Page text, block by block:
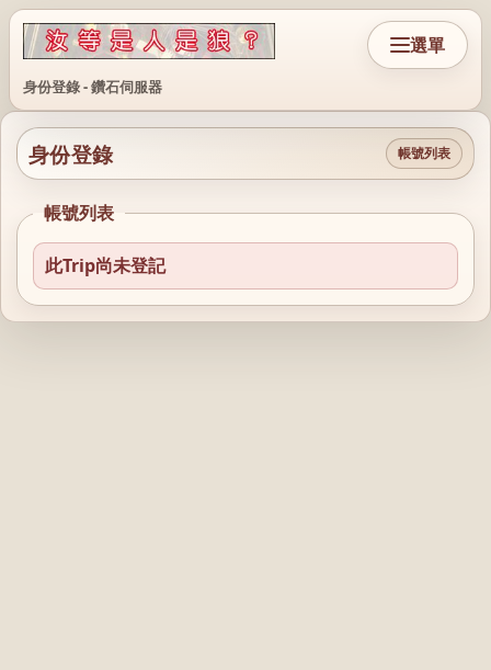
身份登錄 - 鑽石伺服器
選單
身份登錄 帳號列表
帳號列表
此Trip尚未登記